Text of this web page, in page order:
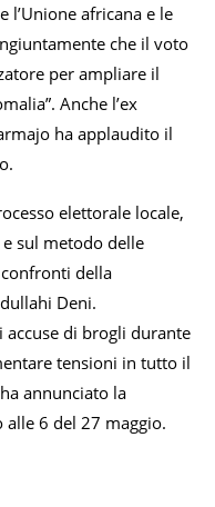
l’Unione africana e le
che il voto
per ampliare il
Anche l’ex
ha applaudito il
elettorale locale,
sul metodo delle
della
Deni.
di brogli durante
tensioni in tutto il
annunciato la
6 del 27 maggio.